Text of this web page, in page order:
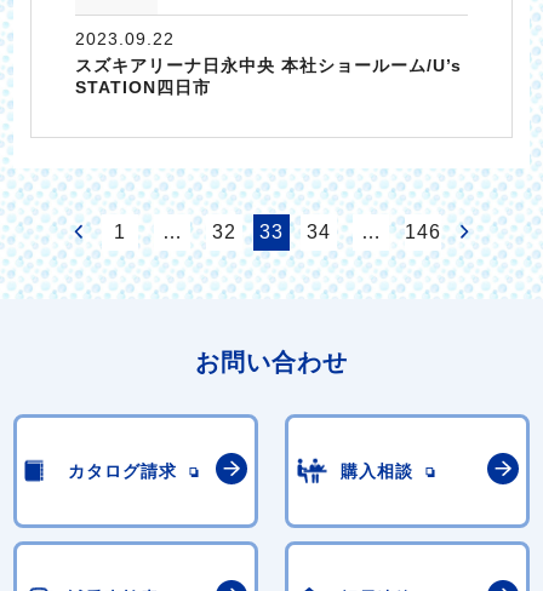
2023.09.22
スズキアリーナ日永中央 本社ショールーム/U’s
STATION四日市
1 … 32 33 34 … 146
お問い合わせ
カタログ請求 購入相談